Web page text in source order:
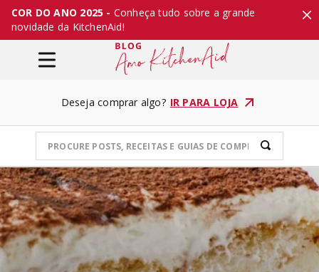
COR DO ANO 2025 - Conheça tudo sobre a grande
novidade da KitchenAid!
Deseja comprar algo? IR PARA LOJA